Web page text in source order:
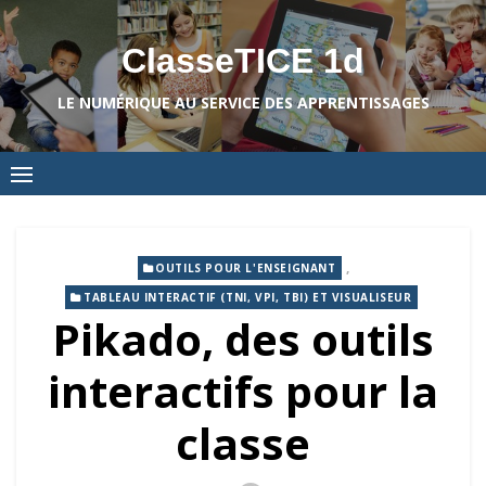
Skip
to
content
ClasseTICE 1d
LE NUMÉRIQUE AU SERVICE DES APPRENTISSAGES
OUTILS POUR L'ENSEIGNANT ,
TABLEAU INTERACTIF (TNI, VPI, TBI) ET VISUALISEUR
Pikado, des outils
interactifs pour la
classe